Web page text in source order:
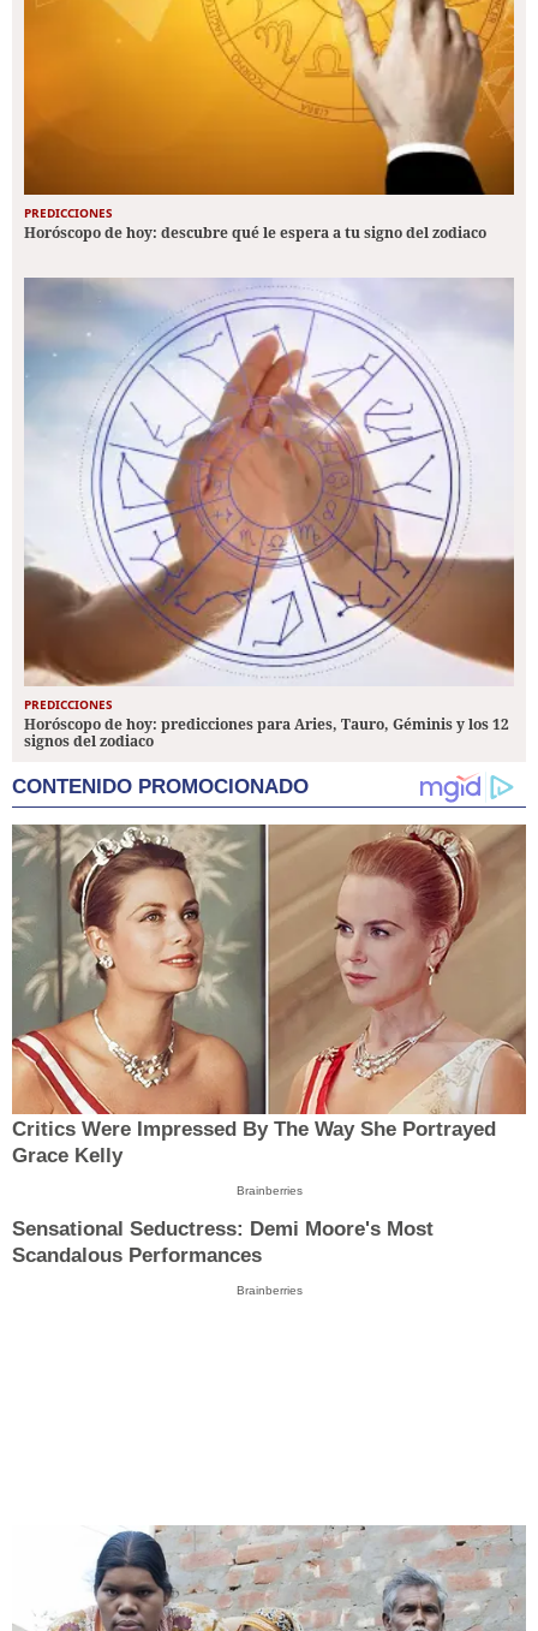
PREDICCIONES
Horóscopo de hoy: descubre qué le espera a tu signo del zodiaco
PREDICCIONES
Horóscopo de hoy: predicciones para Aries, Tauro, Géminis y los 12
signos del zodiaco
CONTENIDO PROMOCIONADO
Critics Were Impressed By The Way She Portrayed
Grace Kelly
Brainberries
Sensational Seductress: Demi Moore's Most
Scandalous Performances
Brainberries